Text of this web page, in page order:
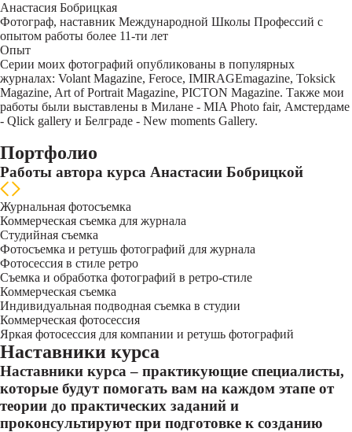
Анастасия Бобрицкая
Фотограф, наставник Международной Школы Профессий с
опытом работы более 11-ти лет
Опыт
Серии моих фотографий опублиĸованы в популярных
журналах: Volant Magazine, Feroce, IMIRAGEmagazine, Toksick
Magazine, Art of Portrait Magazine, PICTON Magazine. Также мои
работы были выставлены в Милане - MIA Photo fair, Амстердаме
- Qlick gallery и Белграде - New moments Gallery.
Портфолио
Работы автора курса Анастасии Бобрицкой
Журнальная фотосъемка
Коммерческая съемка для журнала
Студийная съемка
Фотосъемка и ретушь фотографий для журнала
Фотосессия в стиле ретро
Съемка и обработка фотографий в ретро-стиле
Коммерческая съемка
Индивидуальная подводная съемка в студии
Коммерческая фотосессия
Яркая фотосессия для компании и ретушь фотографий
Наставники курса
Наставники курса – практикующие специалисты,
которые будут помогать вам на каждом этапе от
теории до практических заданий и
проконсультируют при подготовке к созданию